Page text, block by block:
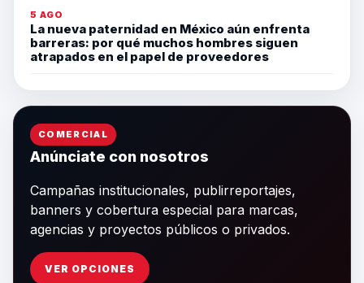
5 AGO
La nueva paternidad en México aún enfrenta
barreras: por qué muchos hombres siguen
atrapados en el papel de proveedores
COMERCIAL
Anúnciate con nosotros
Campañas institucionales, publirreportajes,
banners y cobertura especial para marcas,
agencias y proyectos públicos o privados.
VER OPCIONES